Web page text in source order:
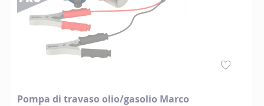
Pompa di travaso olio/gasolio Marco